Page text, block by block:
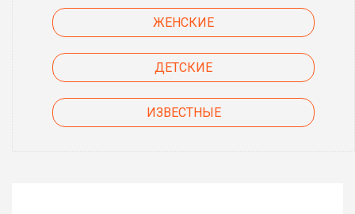
ЖЕНСКИЕ
ДЕТСКИЕ
ИЗВЕСТНЫЕ